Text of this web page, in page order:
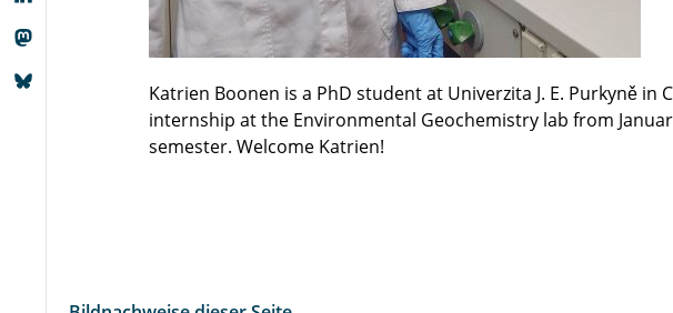
Katrien Boonen is a PhD student at Univerzita J. E. Purkyně in
internship at the Environmental Geochemistry lab from
semester. Welcome Katrien!